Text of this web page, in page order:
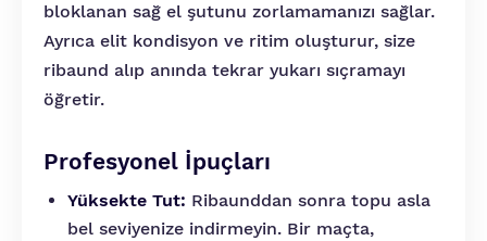
bloklanan sağ el şutunu zorlamamanızı sağlar.
Ayrıca elit kondisyon ve ritim oluşturur, size
ribaund alıp anında tekrar yukarı sıçramayı
öğretir.
Profesyonel İpuçları
Yüksekte Tut: Ribaunddan sonra topu asla
bel seviyenize indirmeyin. Bir maçta,